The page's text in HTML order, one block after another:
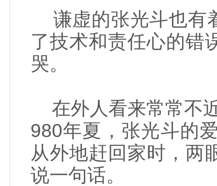
谦虚的张光斗也有
了技术和责任心的错
哭。
在外人看来常常不
980年夏，张光斗的
从外地赶回家时，两
说一句话。